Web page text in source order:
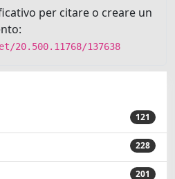
per citare o creare un
137638
121
228
201